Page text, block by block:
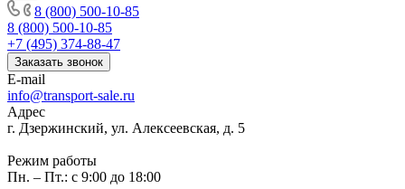
8 (800) 500-10-85
8 (800) 500-10-85
+7 (495) 374-88-47
Заказать звонок
E-mail
info@transport-sale.ru
Адрес
г. Дзержинский, ул. Алексеевская, д. 5
Режим работы
Пн. – Пт.: с 9:00 до 18:00